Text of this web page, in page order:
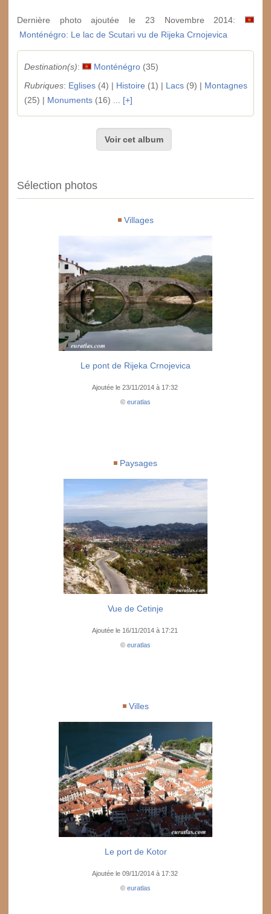
Dernière photo ajoutée le 23 Novembre 2014:
Monténégro: Le lac de Scutari vu de Rijeka Crnojevica
Destination(s): Monténégro(35)
Rubriques: Eglises(4) | Histoire (1) | Lacs(9) | Montagnes
(25) | Monuments(16) ... [+]
Voir cet album
Sélection photos
Villages
Le pont de Rijeka Crnojevica
Ajoutée le 23/11/2014 à 17:32
© euratlas
Paysages
Vue de Cetinje
Ajoutée le 16/11/2014 à 17:21
© euratlas
Villes
Le port de Kotor
Ajoutée le 09/11/2014 à 17:32
© euratlas